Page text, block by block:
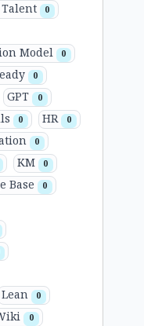
0
Model 0
0
GPT 0
0 HR 0
0
KM 0
Base 0
Lean 0
0